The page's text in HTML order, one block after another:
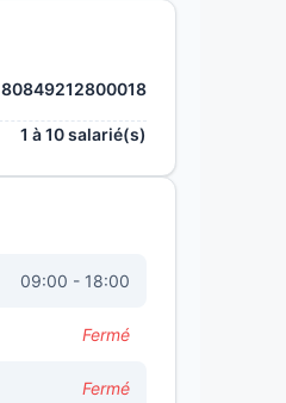
80849212800018
1 à 10 salarié(s)
09:00 - 18:00
Fermé
Fermé